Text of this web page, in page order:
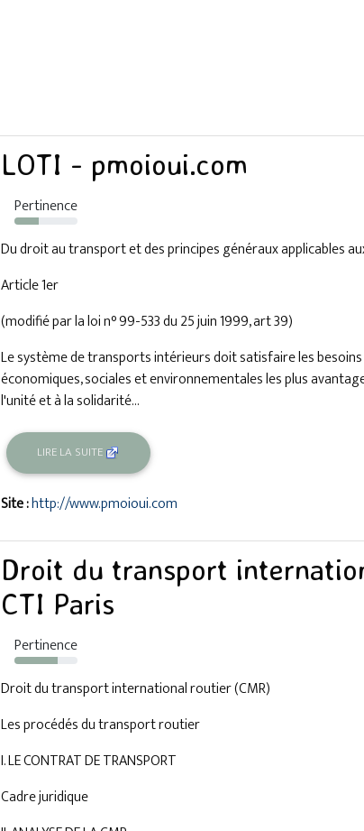
LOTI - pmoioui.com
Pertinence
38%
Du droit au transport et des principes généraux applicables
Article 1er
(modifié par la loi n° 99-533 du 25 juin 1999, art 39)
Le système de transports intérieurs doit satisfaire les
économiques, sociales et environnementales les plus
l'unité et à la solidarité...
LIRE LA SUITE
Site :http://www.pmoioui.com
Droit du transport
CTI Paris
Pertinence
69%
Droit du transport international routier (CMR)
Les procédés du transport routier
I. LE CONTRAT DE TRANSPORT
Cadre juridique